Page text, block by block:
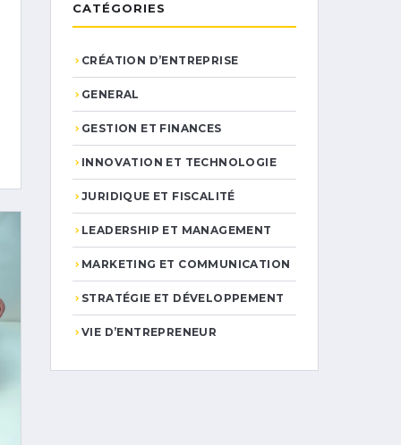
CATÉGORIES
CRÉATION D’ENTREPRISE
GENERAL
GESTION ET FINANCES
INNOVATION ET TECHNOLOGIE
JURIDIQUE ET FISCALITÉ
LEADERSHIP ET MANAGEMENT
MARKETING ET COMMUNICATION
STRATÉGIE ET DÉVELOPPEMENT
VIE D’ENTREPRENEUR